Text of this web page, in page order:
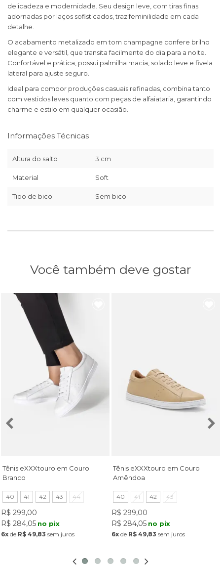
delicadeza e modernidade. Seu design leve, com tiras finas
adornadas por laços sofisticados, traz feminilidade em cada
detalhe.
O acabamento metalizado em tom champagne confere brilho
elegante e versátil, que transita facilmente do dia para a noite.
Confortável e prática, possui palmilha macia, solado leve e fivela
lateral para ajuste seguro.
Ideal para compor produções casuais refinadas, combina tanto
com vestidos leves quanto com peças de alfaiataria, garantindo
charme e estilo em qualquer ocasião.
Informações Técnicas
Altura do salto 3 cm
Material Soft
Tipo de bico Sem bico
Você também deve gostar
Tênis eXXXtouro em Couro
Branco
40 41 42 43 44
R$ 299,00
R$ 284,05 no pix
6x de R$ 49,83 sem juros
Tênis eXXXtouro em Couro
Amêndoa
40 41 42 43
R$ 299,00
R$ 284,05 no pix
6x de R$ 49,83 sem juros